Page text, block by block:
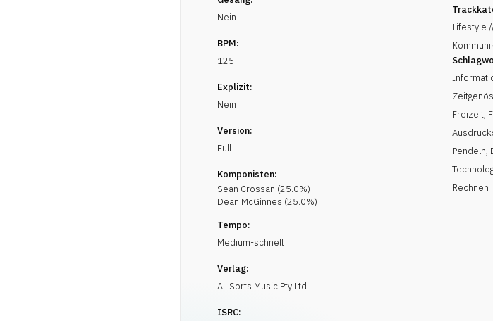
Nein
BPM:
125
Explizit:
Nein
Version:
Full
Komponisten:
Sean Crossan (25.0%)
Dean McGinnes (25.0%)
Tempo:
Medium-schnell
Verlag:
All Sorts Music Pty Ltd
ISRC:
Lifestyle
Freizeit,
Pendeln,
Rechnen